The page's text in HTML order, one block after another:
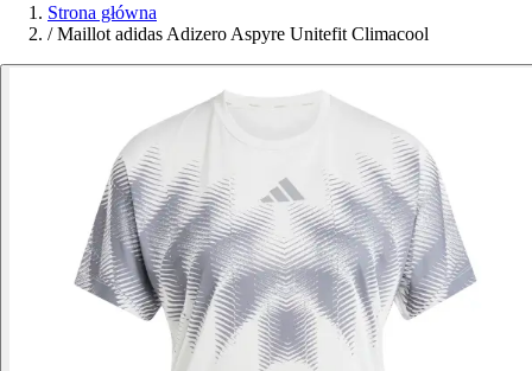
Strona główna
/ Maillot adidas Adizero Aspyre Unitefit Climacool